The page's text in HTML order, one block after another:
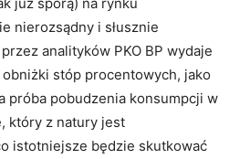
nierozsądny i słusznie
analityków PKO BP wydaje
obniżki stóp procentowych, jako
próba pobudzenia konsumpcji w
który z natury jest
istotniejsze będzie skutkować